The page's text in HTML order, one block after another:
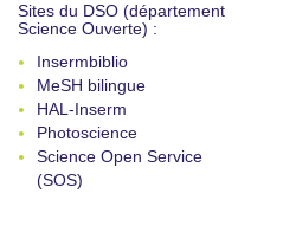
Sites du DSO (département
Science Ouverte) :
Insermbiblio
MeSH bilingue
HAL-Inserm
Photoscience
Science Open Service
(SOS)